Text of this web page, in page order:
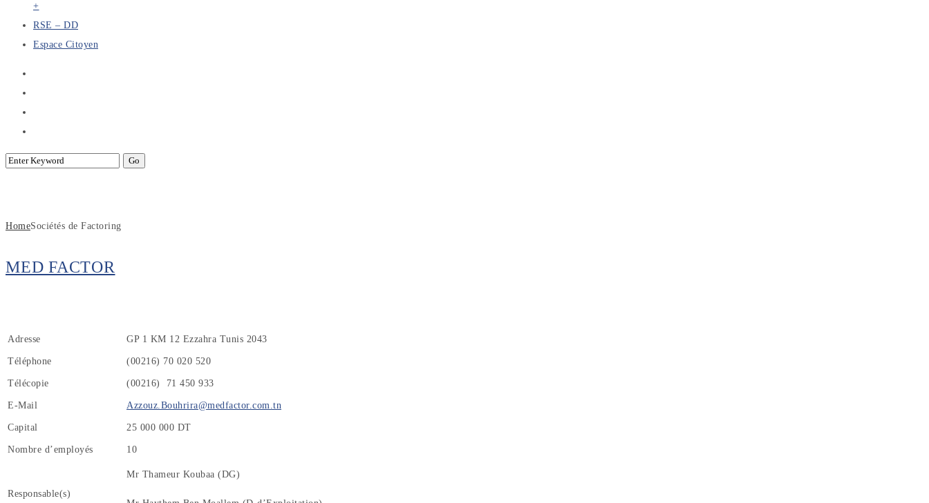
+
RSE – DD
Espace Citoyen
HomeSociétés de Factoring
MED FACTOR
Adresse GP 1 KM 12 Ezzahra Tunis 2043
Téléphone (00216) 70 020 520
Télécopie (00216) 71 450 933
E-Mail Azzouz.Bouhrira@medfactor.com.tn
Capital 25 000 000 DT
Nombre d’employés 10
Responsable(s)
Mr Thameur Koubaa (DG)